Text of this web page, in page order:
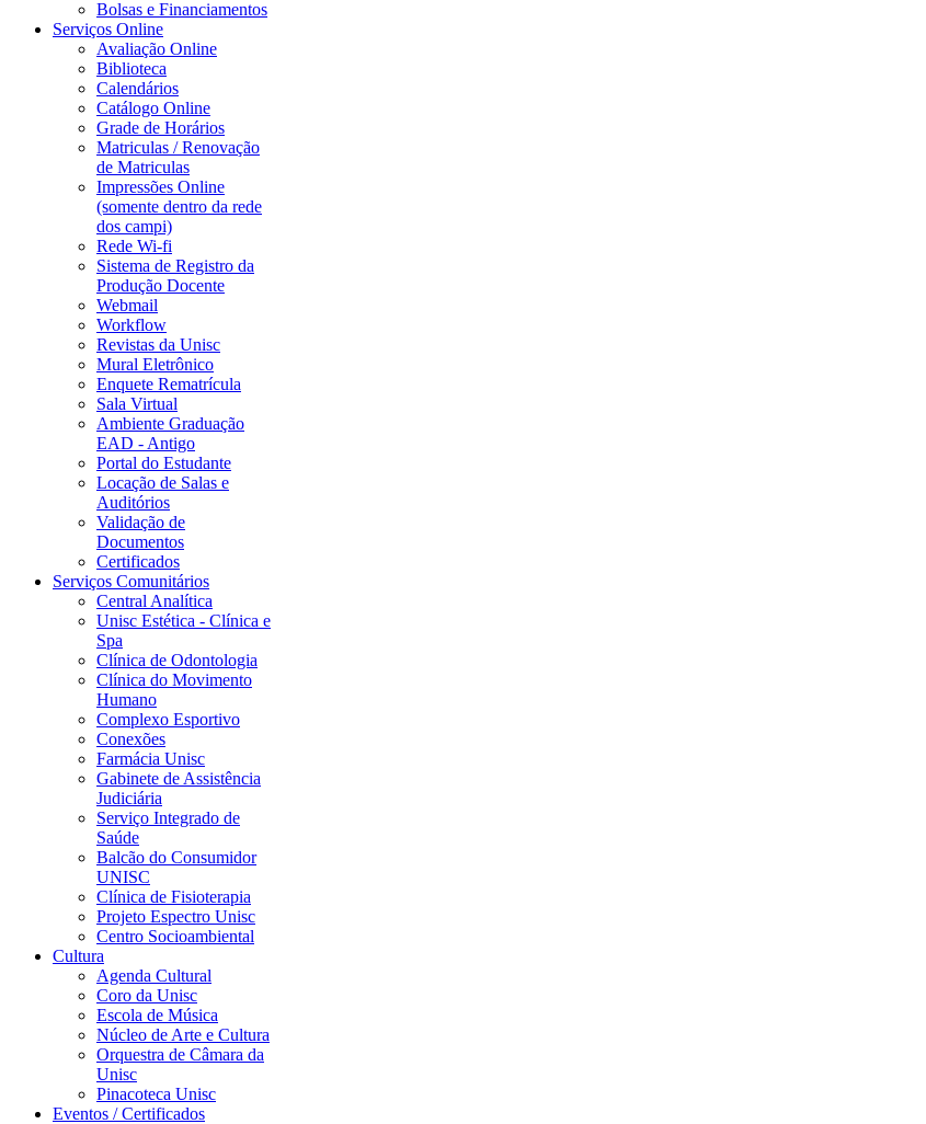
Bolsas e Financiamentos
Serviços Online
Avaliação Online
Biblioteca
Calendários
Catálogo Online
Grade de Horários
Matriculas / Renovação
de Matriculas
Impressões Online
(somente dentro da rede
dos campi)
Rede Wi-fi
Sistema de Registro da
Produção Docente
Webmail
Workflow
Revistas da Unisc
Mural Eletrônico
Enquete Rematrícula
Sala Virtual
Ambiente Graduação
EAD - Antigo
Portal do Estudante
Locação de Salas e
Auditórios
Validação de
Documentos
Certificados
Serviços Comunitários
Central Analítica
Unisc Estética - Clínica e
Spa
Clínica de Odontologia
Clínica do Movimento
Humano
Complexo Esportivo
Conexões
Farmácia Unisc
Gabinete de Assistência
Judiciária
Serviço Integrado de
Saúde
Balcão do Consumidor
UNISC
Clínica de Fisioterapia
Projeto Espectro Unisc
Centro Socioambiental
Cultura
Agenda Cultural
Coro da Unisc
Escola de Música
Núcleo de Arte e Cultura
Orquestra de Câmara da
Unisc
Pinacoteca Unisc
Eventos / Certificados